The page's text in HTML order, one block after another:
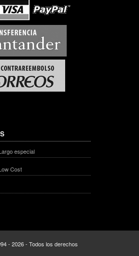
especial
Cost
- 2026 - Todos los derechos